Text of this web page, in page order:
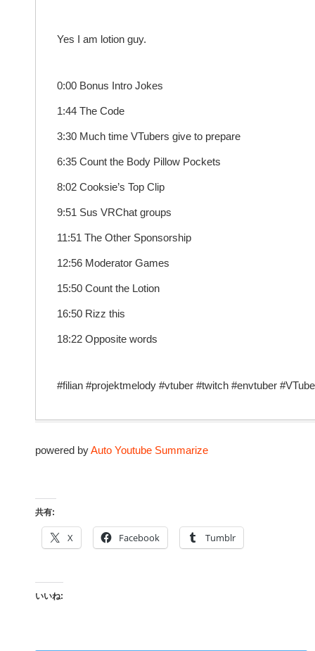
Yes I am lotion guy.
0:00 Bonus Intro Jokes
1:44 The Code
3:30 Much time VTubers give to prepare
6:35 Count the Body Pillow Pockets
8:02 Cooksie’s Top Clip
9:51 Sus VRChat groups
11:51 The Other Sponsorship
12:56 Moderator Games
15:50 Count the Lotion
16:50 Rizz this
18:22 Opposite words
#filian #projektmelody #vtuber #twitch #envtuber
powered byAuto Youtube Summarize
共有:
X Facebook Tumblr
いいね: